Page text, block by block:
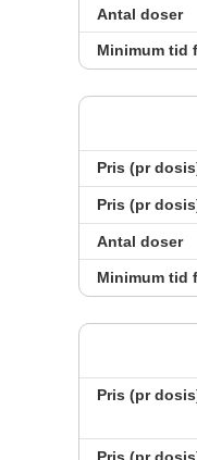
Antal doser
Minimum tid
Pris (pr
Pris (pr
Antal doser
Minimum tid
Pris (pr